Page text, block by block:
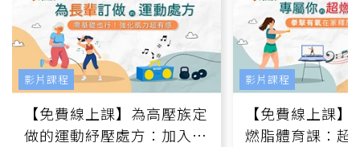
【免費線上課】為高壓族定
做的運動紓壓處方：加入行
影片課程
【免費線上課
燃脂體育課：超
影片課程